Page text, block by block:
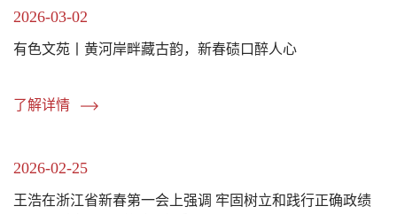
2026-03-02
有色文苑丨黄河岸畔藏古韵，新春碛口醉人心
了解详情
2026-02-25
王浩在浙江省新春第一会上强调 牢固树立和践行正确政绩